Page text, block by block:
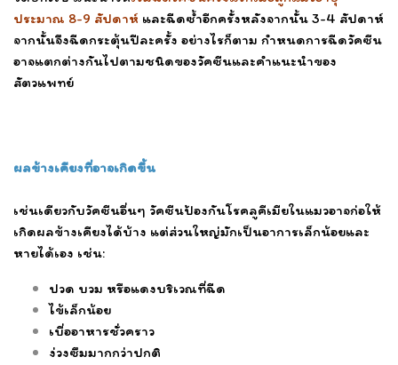
ประมาณ 8-9 สัปดาห์ และฉีดซ้ำอีกครั้งหลังจากนั้น 3-4 สัปดาห์
จากนั้นจึงฉีดกระตุ้นปีละครั้ง อย่างไรก็ตาม กำหนดการฉีดวัคซีน
อาจแตกต่างกันไปตามชนิดของวัคซีนและคำแนะนำของ
สัตวแพทย์
ผลข้างเคียงที่อาจเกิดขึ้น
เช่นเดียวกับวัคซีนอื่นๆ วัคซีนป้องกันโรคลูคีเมียในแมวอาจก่อให้
เกิดผลข้างเคียงได้บ้าง แต่ส่วนใหญ่มักเป็นอาการเล็กน้อยและ
หายได้เอง เช่น:
ปวด บวม หรือแดงบริเวณที่ฉีด
ไข้เล็กน้อย
เบื่ออาหารชั่วคราว
ง่วงซึมมากกว่าปกติ